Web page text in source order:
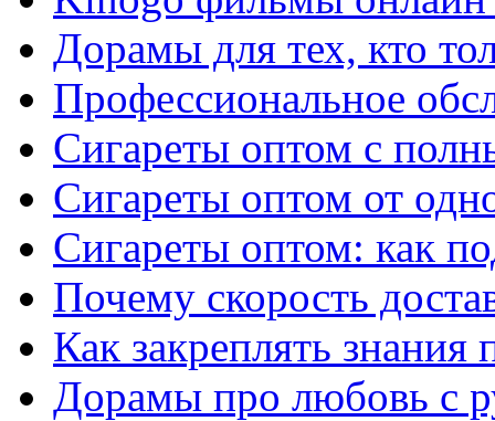
Дорамы для тех, кто
Профессиональное
Сигареты оптом с
Сигареты оптом от
Сигареты оптом: как
Почему скорость
Как закреплять знания
Дорамы про любовь с